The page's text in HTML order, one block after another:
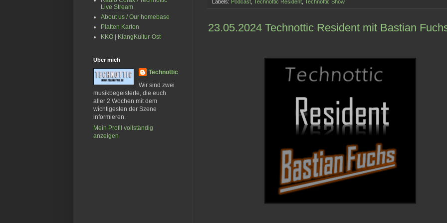
Labels: Podcast Technottic Resident Technottic Show
23.05.2024 Technottic Resident mit Bastian
Live Stream
About us / Our homebase
Platten Karton
KKO | KlangKultur-Ost
Über mich
Technottic
Wir sind zwei
musikbegeisterte, die euch
aller 2 Wochen mit dem
wichtigesten der Szene
informieren.
Mein Profil vollständig
anzeigen